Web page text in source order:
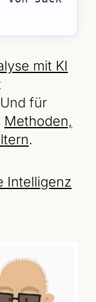
mit KI
für
Methoden,
.
Intelligenz